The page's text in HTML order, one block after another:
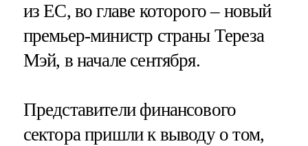
из ЕС, во главе которого – новый
премьер-министр страны Тереза
Мэй, в начале сентября.
Представители финансового
сектора пришли к выводу о том,